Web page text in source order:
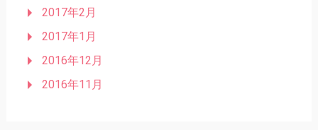
2017年2月
2017年1月
2016年12月
2016年11月